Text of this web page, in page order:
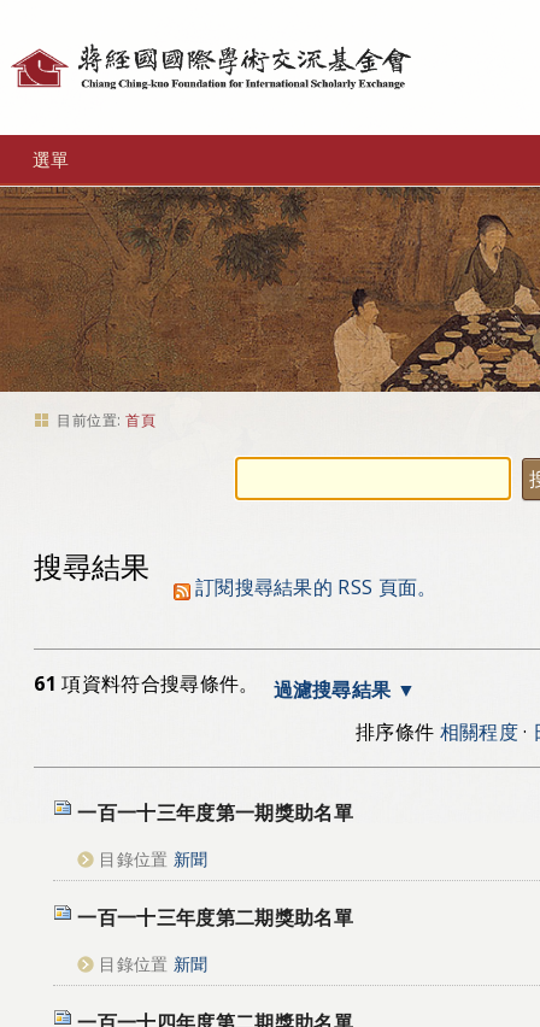
選單
目前位置: 首頁
搜尋結果
訂閱搜尋結果的 RSS 頁面。
61 項資料符合搜尋條件。
過濾搜尋結果
排序條件 相關程度·
一百一十三年度第一期獎助名單
目錄位置 新聞
一百一十三年度第二期獎助名單
目錄位置 新聞